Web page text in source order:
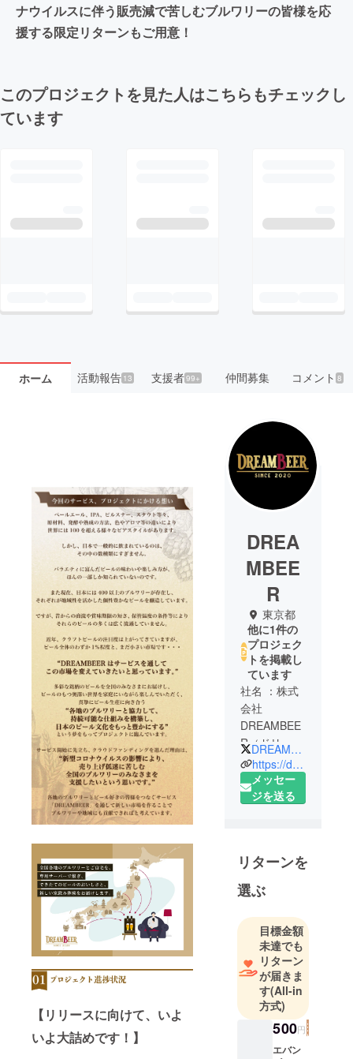
ナウイルスに伴う販売減で苦しむブルワリーの皆様を応
援する限定リターンもご用意！
このプロジェクトを見た人はこちらもチェックし
ています
ホーム 活動報告13 支援者99+ 仲間募集 コメント8
【リリースに向けて、いよ
いよ大詰めです！】
DREA
MBEE
R
東京都
他に1件の
プロジェク
トを掲載し
ています
社名 ：株式
会社
DREAMBEE
R（ドリーム
ビア）
代表 ：代表
取締役 山中
事業内容 ：
家庭用ビー
ルサーバー
のレンタ
ル・酒類の
販売
所在地 ：東
京都豊島区
西池袋１丁
目４番１０
公式HP ：
DREAMBEERINC
https://dreambeer.jp
メッセー
ジを送る
リターンを
選ぶ
目標金額
未達でも
リターン
が届きま
す(All-in
方式)
500円
エバン